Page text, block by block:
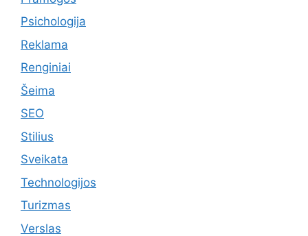
Psichologija
Reklama
Renginiai
Šeima
SEO
Stilius
Sveikata
Technologijos
Turizmas
Verslas